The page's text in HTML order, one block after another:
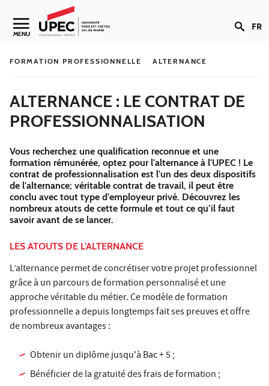
Aller au contenu
Navigation secondaire
MENU FR
FORMATION PROFESSIONNELLE ALTERNANCE
ALTERNANCE : LE CONTRAT DE
PROFESSIONNALISATION
Vous recherchez une qualification reconnue et une
formation rémunérée, optez pour l'alternance à l'UPEC ! Le
contrat de professionnalisation est l'un des deux dispositifs
de l'alternance; véritable contrat de travail, il peut être
conclu avec tout type d'employeur privé. Découvrez les
nombreux atouts de cette formule et tout ce qu’il faut
savoir avant de se lancer.
LES ATOUTS DE L'ALTERNANCE
L’alternance permet de concrétiser votre projet professionnel
grâce à un parcours de formation personnalisé et une
approche véritable du métier. Ce modèle de formation
professionnelle a depuis longtemps fait ses preuves et offre
de nombreux avantages :
Obtenir un diplôme jusqu'à Bac + 5 ;
Bénéficier de la gratuité des frais de formation ;